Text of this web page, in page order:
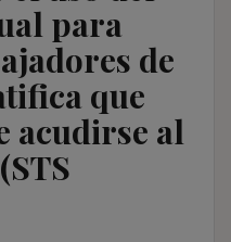
para
de
que
acudirse al